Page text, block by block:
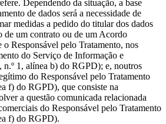
Dependendo da situação, a base
de dados será a necessidade de
medidas a pedido do titular dos dados
de um contrato ou de um Acordo
o Responsável pelo Tratamento, nos
do Serviço de Informação e
n.º 1, alínea b) do RGPD); e, noutros
do Responsável pelo Tratamento
f) do RGPD), que consiste na
a questão comunicada relacionada
do Responsável pelo Tratamento
f) do RGPD).